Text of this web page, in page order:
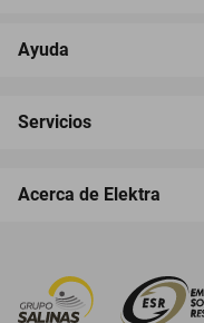
Ayuda
Servicios
Acerca de Elektra